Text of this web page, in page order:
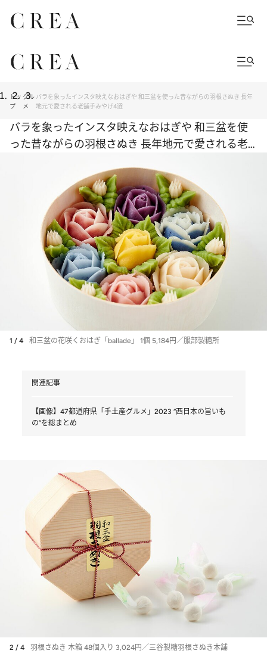
トッ
プ
グル
メ
バラを象ったインスタ映えなおはぎや 和三盆を使った昔ながらの羽根さぬき 長年
地元で愛される老舗手みやげ4選
バラを象ったインスタ映えなおはぎや 和三盆を使
った昔ながらの羽根さぬき 長年地元で愛される老
1 / 4 和三盆の花咲くおはぎ「ballade」 1個 5,184円／服部製糖所
関連記事
【画像】47都道府県「手土産グルメ」2023 “西日本の旨いも
の”を総まとめ
2 / 4 羽根さぬき 木箱 48個入り 3,024円／三谷製糖羽根さぬき本舗